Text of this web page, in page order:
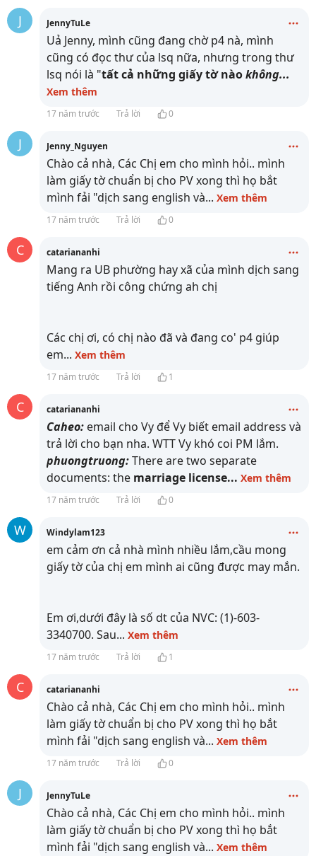
J JennyTuLe
Uả Jenny, mình cũng đang chờ p4 nà, mình
cũng có đọc thư của lsq nữa, nhưng trong thư
lsq nói là "tất cả những giấy tờ nàokhông...
Xem thêm
17 năm trước Trả lời 0
J Jenny_Nguyen
Chào cả nhà, Các Chị em cho mình hỏi.. mình
làm giấy tờ chuẩn bị cho PV xong thì họ bắt
mình fải "dịch sang english và... Xem thêm
17 năm trước Trả lời 0
C catariananhi
Mang ra UB phường hay xã của mình dịch sang
tiếng Anh rồi công chứng ah chị
Các chị ơi, có chị nào đã và đang co' p4 giúp
em... Xem thêm
17 năm trước Trả lời 1
C catariananhi
Caheo: email cho Vy để Vy biết email address và
trả lời cho bạn nha. WTT Vy khó coi PM lắm.
phuongtruong:There are two separate
documents: the marriage license... Xem thêm
17 năm trước Trả lời 0
W Windylam123
em cảm ơn cả nhà mình nhiều lắm,cầu mong
giấy tờ của chị em mình ai cũng được may mắn.
Em ơi,dưới đây là số dt của NVC: (1)-603-
3340700. Sau... Xem thêm
17 năm trước Trả lời 1
C catariananhi
Chào cả nhà, Các Chị em cho mình hỏi.. mình
làm giấy tờ chuẩn bị cho PV xong thì họ bắt
mình fải "dịch sang english và... Xem thêm
17 năm trước Trả lời 0
J JennyTuLe
Chào cả nhà, Các Chị em cho mình hỏi.. mình
làm giấy tờ chuẩn bị cho PV xong thì họ bắt
mình fải "dịch sang english và... Xem thêm